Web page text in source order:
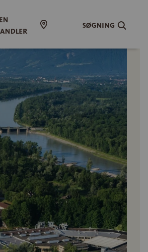
SØGNING